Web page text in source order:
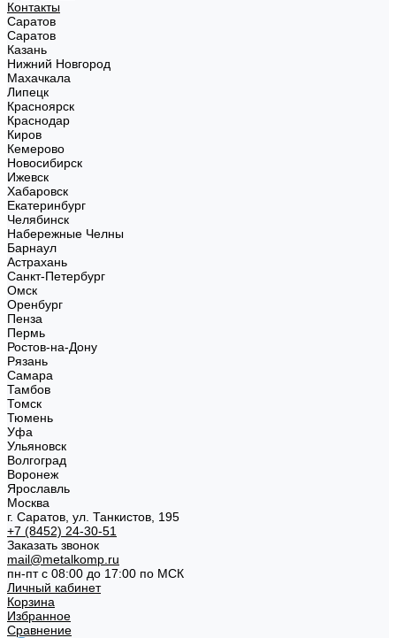
Контакты
Саратов
Саратов
Казань
Нижний Новгород
Махачкала
Липецк
Красноярск
Краснодар
Киров
Кемерово
Новосибирск
Ижевск
Хабаровск
Екатеринбург
Челябинск
Набережные Челны
Барнаул
Астрахань
Санкт-Петербург
Омск
Оренбург
Пенза
Пермь
Ростов-на-Дону
Рязань
Самара
Тамбов
Томск
Тюмень
Уфа
Ульяновск
Волгоград
Воронеж
Ярославль
Москва
г. Саратов, ул. Танкистов, 195
+7 (8452) 24-30-51
Заказать звонок
mail@metalkomp.ru
пн-пт с 08:00 до 17:00 по МСК
Личный кабинет
Корзина
Избранное
Сравнение